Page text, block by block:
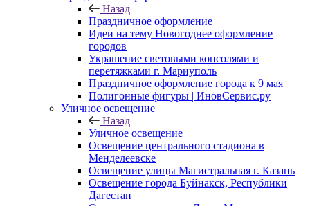
Назад
Праздничное оформление
Идеи на тему Новогоднее оформление
городов
Украшение световыми консолями и
перетяжками г. Мариуполь
Праздничное оформление города к 9 мая
Полигонные фигуры | ИновСервис.ру
Уличное освещение
Назад
Уличное освещение
Освещение центрального стадиона в
Менделеевске
Освещение улицы Магистральная г. Казань
Освещение города Буйнакск, Республики
Дагестан